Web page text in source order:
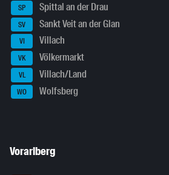
SP Spittal an der Drau
SV Sankt Veit an der Glan
VI Villach
VK Völkermarkt
VL Villach/Land
WO Wolfsberg
Vorarlberg